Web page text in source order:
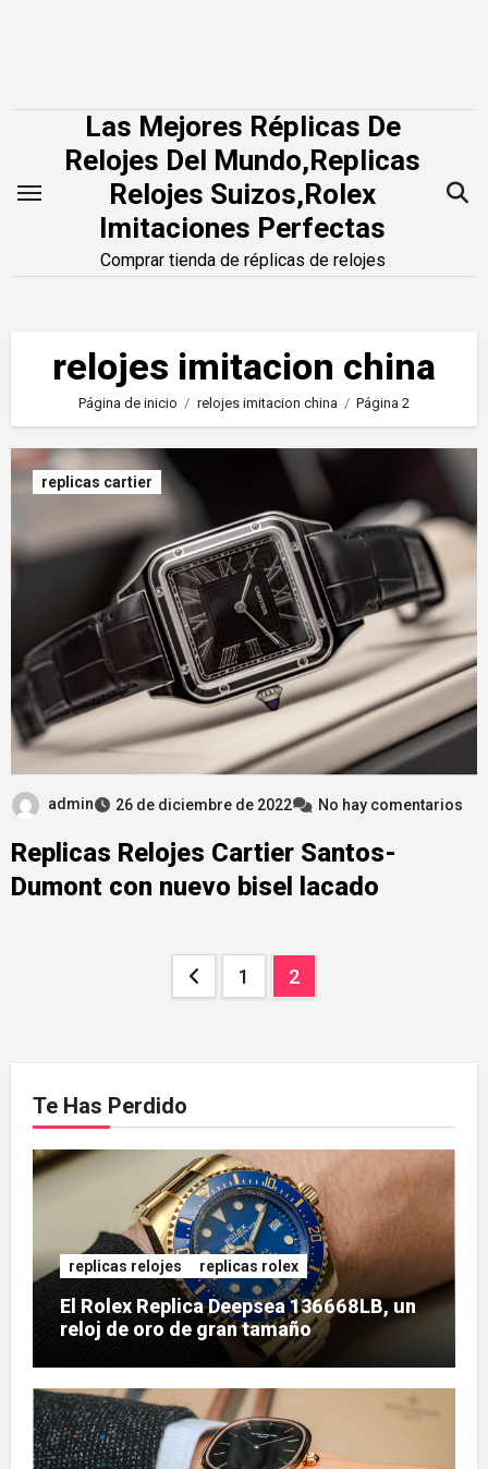
Las Mejores Réplicas De
Relojes Del Mundo,Replicas
Relojes Suizos,Rolex
Imitaciones Perfectas
Comprar tienda de réplicas de relojes
relojes imitacion china
Página de inicio relojes imitacion china Página 2
replicas cartier
admin 26 de diciembre de 2022 No hay comentarios
Replicas Relojes Cartier Santos-
Dumont con nuevo bisel lacado
1 2
Te Has Perdido
replicas relojes replicas rolex
El Rolex Replica Deepsea 136668LB, un
reloj de oro de gran tamaño